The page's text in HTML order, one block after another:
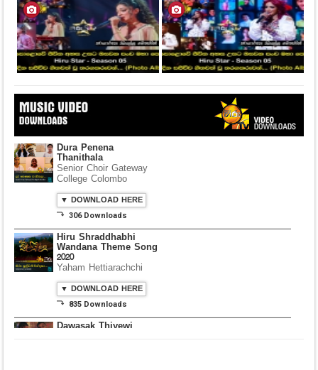
Dura Penena
Thanithala
Senior Choir Gateway
College Colombo
▼ DOWNLOAD HERE
⤵ 306 Downloads
Hiru Shraddhabhi
Wandana Theme Song
2020
Yaham Hettiarachchi
▼ DOWNLOAD HERE
⤵ 835 Downloads
Dawasak Thiyewi